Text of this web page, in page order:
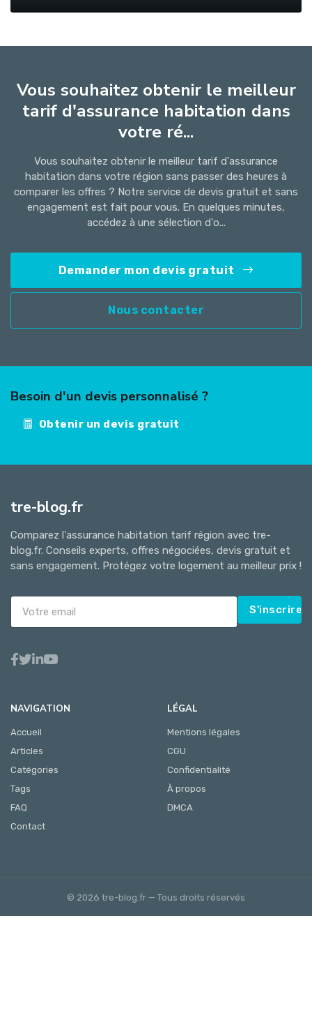
Vous souhaitez obtenir le meilleur
tarif d'assurance habitation dans
votre ré...
Vous souhaitez obtenir le meilleur tarif d'assurance
habitation dans votre région sans passer des heures à
comparer les offres ? Notre service de devis gratuit et sans
engagement est fait pour vous. En quelques minutes,
accédez à une sélection d'o...
Demander mon devis gratuit
Nous contacter
Besoin d'un devis personnalisé ?
Obtenir un devis gratuit
tre-blog.fr
Comparez l'assurance habitation tarif région avec tre-
blog.fr. Conseils experts, offres négociées, devis gratuit et
sans engagement. Protégez votre logement au meilleur prix !
S'inscrire
NAVIGATION
Accueil
Articles
Catégories
Tags
FAQ
Contact
LÉGAL
Mentions légales
CGU
Confidentialité
À propos
DMCA
© 2026 tre-blog.fr — Tous droits réservés